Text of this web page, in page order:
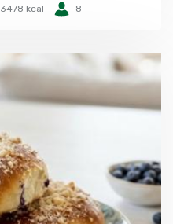
3478 kcal 8